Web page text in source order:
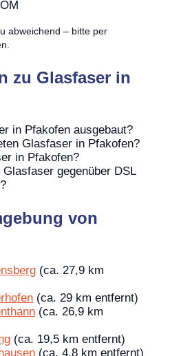
abweichend – bitte per
zu Glasfaser in
in Pfakofen ausgebaut?
Glasfaser in Pfakofen?
in Pfakofen?
gegenüber DSL
von
(ca. 27,9 km
(ca. 29 km entfernt)
(ca. 26,9 km
(ca. 19,5 km entfernt)
(ca. 4,8 km entfernt)